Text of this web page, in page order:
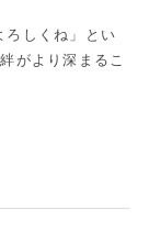
ろしくね」とい
がより深まるこ